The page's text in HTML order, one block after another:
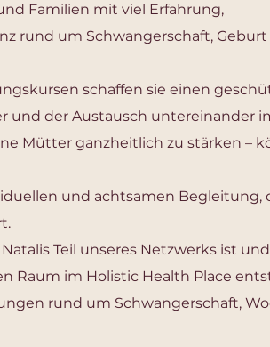
Familien mit viel Erfahrung,
rund um Schwangerschaft,
schaffen sie einen
und der Austausch untereinander
Mütter ganzheitlich zu stärken –
und achtsamen Begleitung,
Teil unseres Netzwerks ist
Raum im Holistic Health Place
rund um Schwangerschaft,